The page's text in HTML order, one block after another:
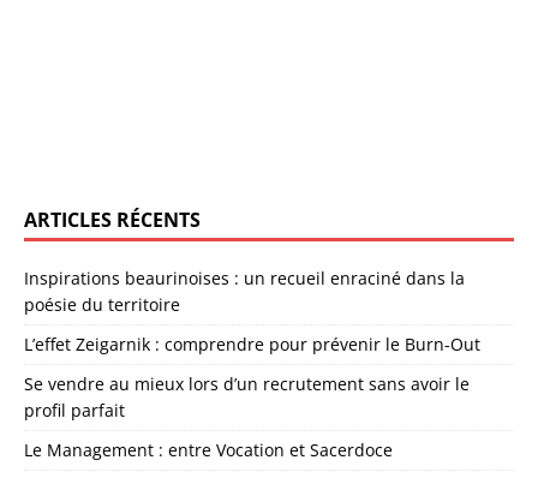
ARTICLES RÉCENTS
Inspirations beaurinoises : un recueil enraciné dans la
poésie du territoire
L’effet Zeigarnik : comprendre pour prévenir le Burn-Out
Se vendre au mieux lors d’un recrutement sans avoir le
profil parfait
Le Management : entre Vocation et Sacerdoce